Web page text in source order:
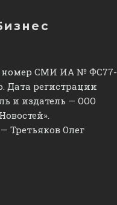
номер СМИ ИА № ФС77-
Дата регистрации
и издатель — ООО
Третьяков Олег